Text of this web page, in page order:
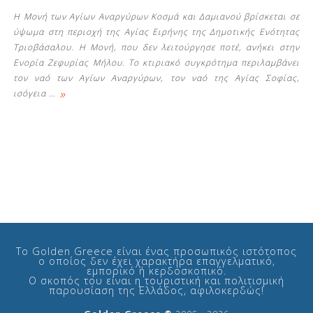
Η Μονή των Αγίων Αναργύρων Κοσμά και Δαμιανού βρίσκεται σε
ύψωμα στη περιοχή της Αγίας Ειρήνης της Δημοτικής Ενότητας
Τριοβάσαλου. Η Μονή, που δεν λειτούργησε ποτέ, ανήκει στην
Ενορία Ζεφυρίας Μήλου. Το κτιριακό συγκρότημα περιλαμβάνει
τον ναό των Αγίων Αναργύρων, τον ναό της Αγίας Σοφίας,
ισόγεια … »
Το Golden Greece είναι ένας προσωπικός ιστότοπος
ο οποίος δεν έχει χαρακτήρα επαγγελματικό,
εμπορικό ή κερδοσκοπικό.
Ο σκοπός του είναι η τουριστική και πολιτισμική
παρουσίαση της Ελλάδος, αφιλοκερδώς!